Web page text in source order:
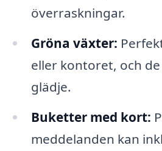
överraskningar.
Gröna växter:
eller kontoret, och
glädje.
Buketter med kort:
meddelanden kan